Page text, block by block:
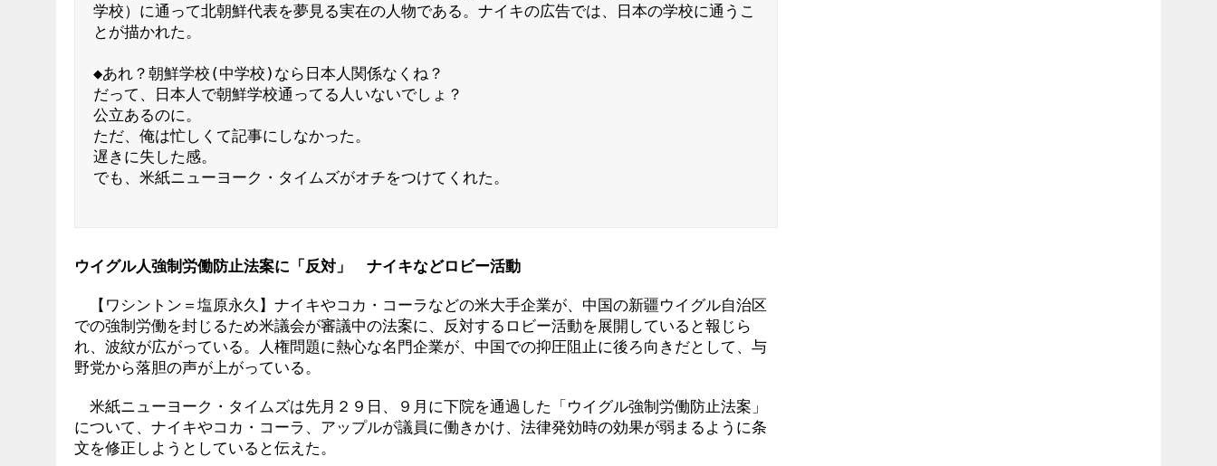
学校）に通って北朝鮮代表を夢見る実在の人物である。ナイキの広告では、日本の学校に通うこ
とが描かれた。
◆あれ？朝鮮学校(中学校)なら日本人関係なくね？
だって、日本人で朝鮮学校通ってる人いないでしょ？
公立あるのに。
ただ、俺は忙しくて記事にしなかった。
遅きに失した感。
でも、米紙ニューヨーク・タイムズがオチをつけてくれた。
ウイグル人強制労働防止法案に「反対」 ナイキなどロビー活動
【ワシントン＝塩原永久】ナイキやコカ・コーラなどの米大手企業が、中国の新疆ウイグル自治区
での強制労働を封じるため米議会が審議中の法案に、反対するロビー活動を展開していると報じら
れ、波紋が広がっている。人権問題に熱心な名門企業が、中国での抑圧阻止に後ろ向きだとして、与
野党から落胆の声が上がっている。
米紙ニューヨーク・タイムズは先月２９日、９月に下院を通過した「ウイグル強制労働防止法案」
について、ナイキやコカ・コーラ、アップルが議員に働きかけ、法律発効時の効果が弱まるように条
文を修正しようとしていると伝えた。